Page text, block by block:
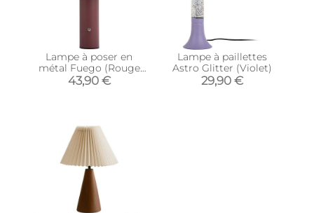
Lampe à poser en
métal Fuego (Rouge
ocre)
43,90 €
Lampe à paillettes
Astro Glitter (Violet)
29,90 €